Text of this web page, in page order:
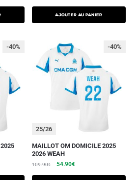
AJOUTER AU PANIER
-40%
25/26
-40%
MAILLOT OM DOMICILE 2025
2026 WEAH
109.90€ 54.90€